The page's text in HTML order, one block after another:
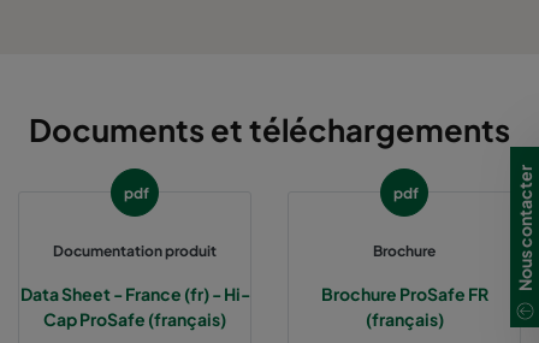
Documents et téléchargements
pdf
Documentation produit
Data Sheet - France (fr) - Hi-
Cap ProSafe (français)
pdf
Brochure
Brochure ProSafe FR
(français)
Nous contacter